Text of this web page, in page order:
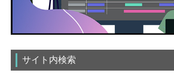
サイト内検索